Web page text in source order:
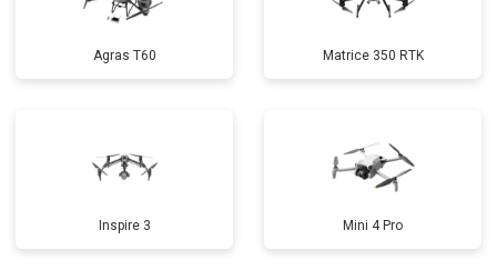
Agras T60 Matrice 350 RTK
Inspire 3 Mini 4 Pro